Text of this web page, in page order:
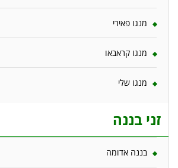
מנגו פאירי
מנגו קראבאו
מנגו שלי
זני בננה
בננה אדומה